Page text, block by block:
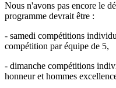
Nous n'avons pas encore le
programme devrait être :
- samedi compétitions
compétition par équipe de 5,
- dimanche compétitions
honneur et hommes